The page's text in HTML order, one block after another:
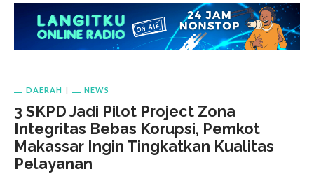
DAERAH NEWS
3 SKPD Jadi Pilot Project Zona
Integritas Bebas Korupsi, Pemkot
Makassar Ingin Tingkatkan Kualitas
Pelayanan